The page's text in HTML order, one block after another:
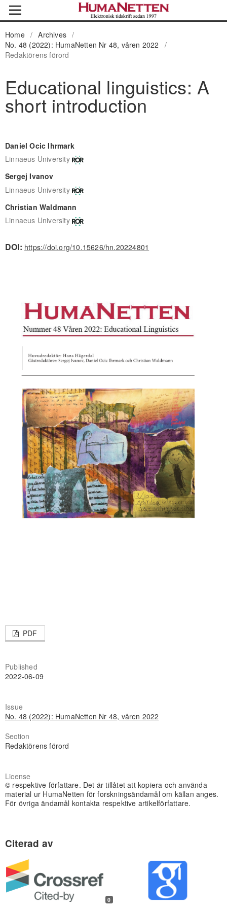
Home / Archives /
No. 48 (2022): HumaNetten Nr 48, våren 2022
/
Redaktörens förord
Educational linguistics: A
short introduction
Daniel Ocic Ihrmark
Linnaeus University
Sergej Ivanov
Linnaeus University
Christian Waldmann
Linnaeus University
DOI: https://doi.org/10.15626/hn.20224801
PDF
Published
2022-06-09
Issue
No. 48 (2022): HumaNetten Nr 48, våren 2022
Section
Redaktörens förord
License
© respektive författare. Det är tillåtet att kopiera och använda
material ur HumaNetten för forskningsändamål om källan anges.
För övriga ändamål kontakta respektive artikelförfattare.
0